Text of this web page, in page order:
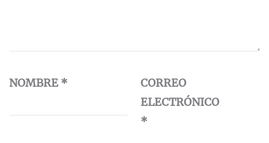
NOMBRE *
CORREO
ELECTRÓNICO
*